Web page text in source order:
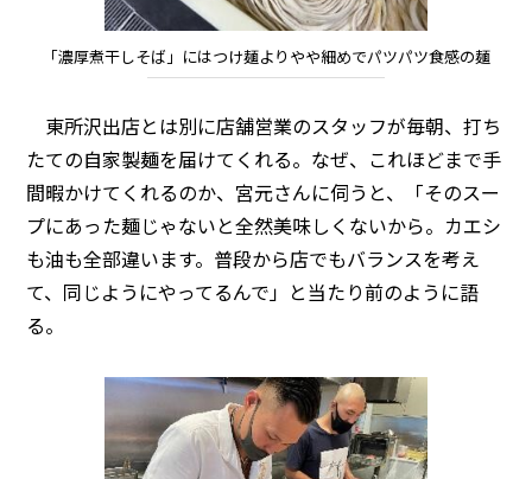
「濃厚煮干しそば」にはつけ麺よりやや細めでパツパツ食感の麺
東所沢出店とは別に店舗営業のスタッフが毎朝、打ち
たての自家製麺を届けてくれる。なぜ、これほどまで手
間暇かけてくれるのか、宮元さんに伺うと、「そのスー
プにあった麺じゃないと全然美味しくないから。カエシ
も油も全部違います。普段から店でもバランスを考え
て、同じようにやってるんで」と当たり前のように語
る。